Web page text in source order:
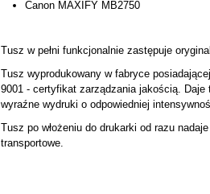
Canon MAXIFY MB2750
Tusz w pełni funkcjonalnie zastępuje
Tusz wyprodukowany w fabryce
9001 - certyfikat zarządzania jakością. Daje
wyraźne wydruki o odpowiedniej
Tusz po włożeniu do drukarki od razu
transportowe.